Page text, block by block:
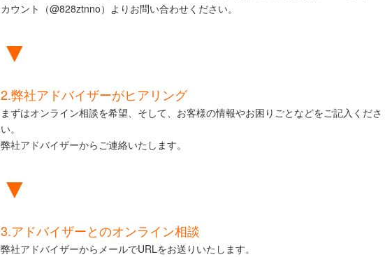
カウント（@828ztnno）よりお問い合わせください。
▼
2.弊社アドバイザーがヒアリング
まずはオンライン相談を希望、そして、お客様の情報やお困りごとなどをご記入くださ
い。
弊社アドバイザーからご連絡いたします。
▼
3.アドバイザーとのオンライン相談
弊社アドバイザーからメールでURLをお送りいたします。